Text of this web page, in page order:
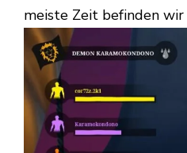
meiste Zeit befinden wir